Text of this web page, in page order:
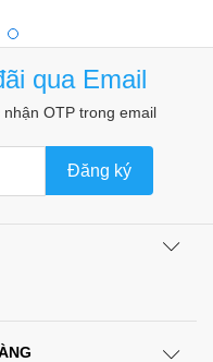
khí gasqua Email
OTP trong email
Đăng ký